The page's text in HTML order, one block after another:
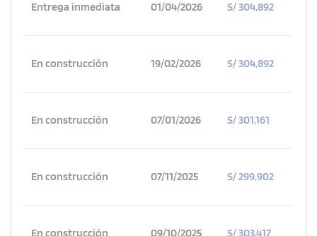
Entrega inmediata 01/04/2026 S/ 304,892
En construcción 19/02/2026 S/ 304,892
En construcción 07/01/2026 S/ 301,161
En construcción 07/11/2025 S/ 299,902
En construcción 09/10/2025 S/ 303,417